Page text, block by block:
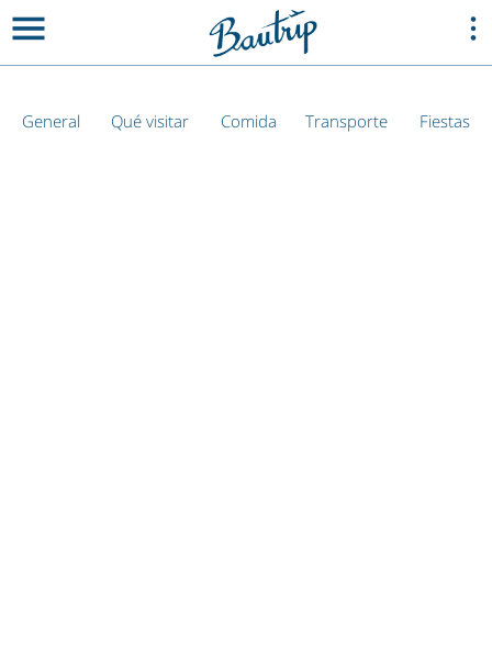
General Qué visitar Comida Transporte Fiestas